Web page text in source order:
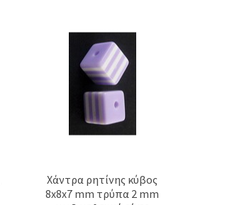
Χάντρα ρητίνης κύβος
8x8x7 mm τρύπα 2 mm